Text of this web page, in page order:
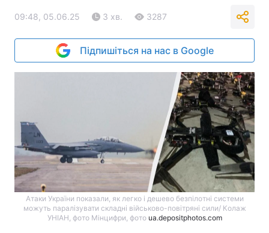
09:48, 05.06.25 3 хв. 3287
Підпишіться на нас в Google
Атаки України показали, як легко і дешево безпілотні системи
можуть паралізувати складні військово-повітряні сили/ Колаж
УНІАН, фото Мінцифри, фото ua.depositphotos.com